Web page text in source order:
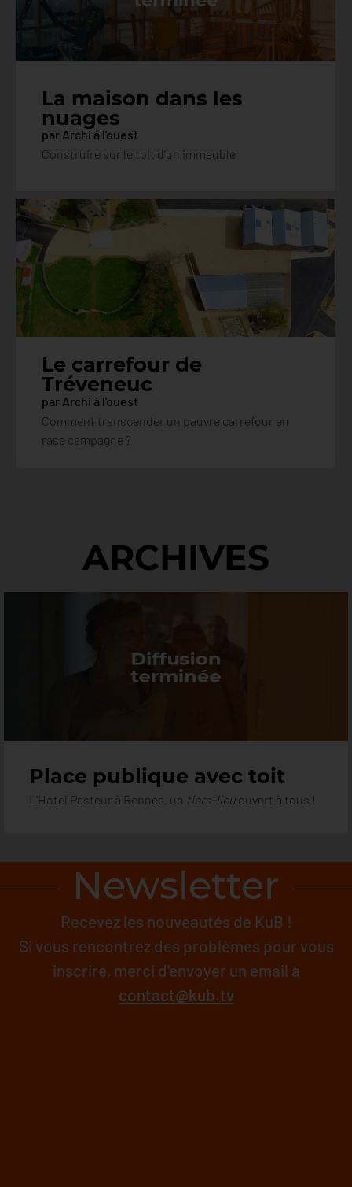
La maison dans les
nuages
par Archi à l'ouest
Construire sur le toit d'un immeuble
Le carrefour de
Tréveneuc
par Archi à l'ouest
Comment transcender un pauvre carrefour en
rase campagne ?
ARCHIVES
Place publique avec toit
L’Hôtel Pasteur à Rennes, un tiers-lieuouvert à tous !
Newsletter
Recevez les nouveautés de KuB !
Si vous rencontrez des problèmes pour vous
inscrire, merci d'envoyer un email à
contact@kub.tv